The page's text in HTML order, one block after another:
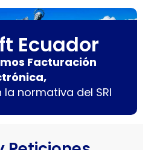
Ecuador
Facturación
normativa del SRI